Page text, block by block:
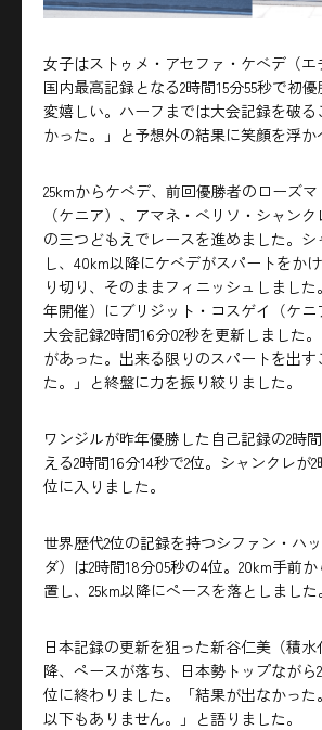
女子はストゥメ・アセファ・ケベデ（
国内最高記録となる2時間15分55秒で初
変嬉しい。ハーフまでは大会記録を破
かった。」と予想外の結果に笑顔を浮か
25kmからケベデ、前回優勝者のローズ
（ケニア）、アマネ・ベリソ・シャンク
の三つどもえでレースを進めました。
し、40km以降にケベデがスパートをか
り切り、そのままフィニッシュしました
年開催）にブリジット・コスゲイ（ケニ
大会記録2時間16分02秒を更新しました
があった。出来る限りのスパートを出
た。」と終盤に力を振り絞りました。
ワンジルが昨年優勝した自己記録の2時
える2時間16分14秒で2位。シャンクレが
位に入りました。
世界歴代2位の記録を持つシファン・ハ
ダ）は2時間18分05秒の4位。20km手前
置し、25km以降にペースを落としました。
日本記録の更新を狙った新谷仁美（積水
降、ペースが落ち、日本勢トップながら
位に終わりました。「結果が出なかっ
以下もありません。」と語りました。